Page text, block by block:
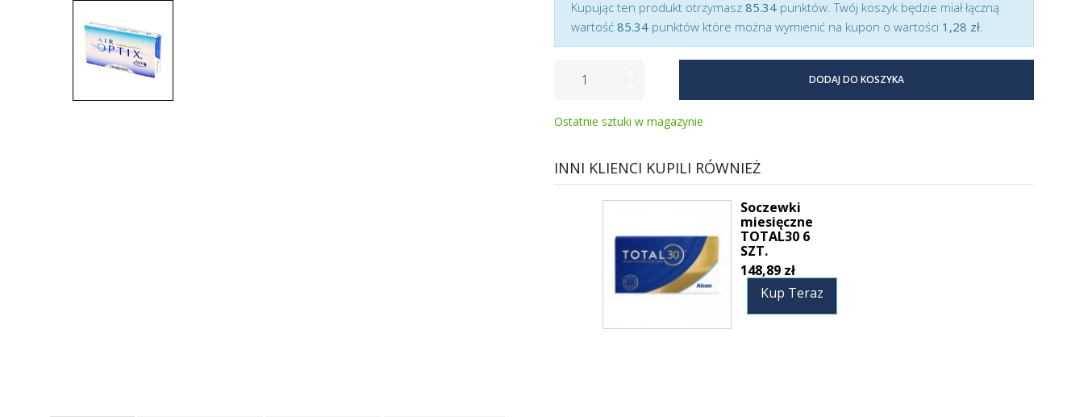
Kupując ten produkt otrzymasz 85.34 punktów. Twój koszyk będzie miał łączną
wartość 85.34 punktów które można wymienić na kupon o wartości 1,28 zł.
DODAJ DO KOSZYKA
Ostatnie sztuki w magazynie
INNI KLIENCI KUPILI RÓWNIEŻ
Soczewki
miesięczne
TOTAL30 6
SZT.
148,89 zł
Kup Teraz